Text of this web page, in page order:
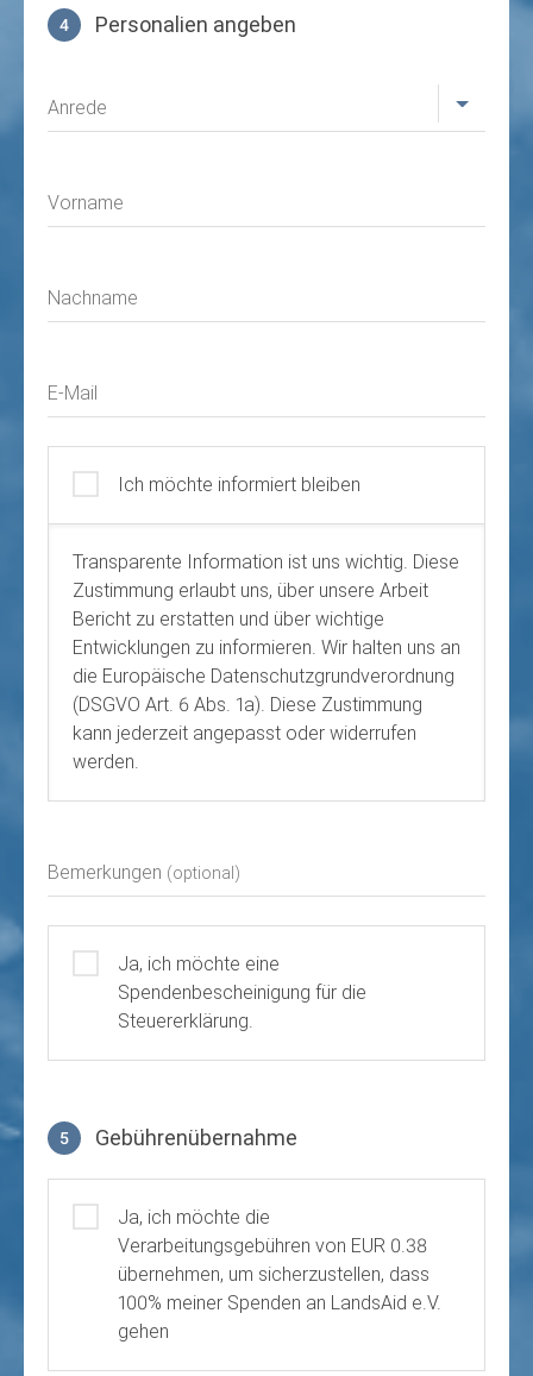
4 Personalien angeben
Anrede
Vorname
Nachname
E-Mail
Ich möchte informiert bleiben
Transparente Information ist uns wichtig. Diese
Zustimmung erlaubt uns, über unsere Arbeit
Bericht zu erstatten und über wichtige
Entwicklungen zu informieren. Wir halten uns an
die Europäische Datenschutzgrundverordnung
(DSGVO Art. 6 Abs. 1a). Diese Zustimmung
kann jederzeit angepasst oder widerrufen
werden.
Bemerkungen (optional)
Ja, ich möchte eine
Spendenbescheinigung für die
Steuererklärung.
5 Gebührenübernahme
Ja, ich möchte die
Verarbeitungsgebühren von EUR 0.38
übernehmen, um sicherzustellen, dass
100% meiner Spenden an LandsAid e.V.
gehen